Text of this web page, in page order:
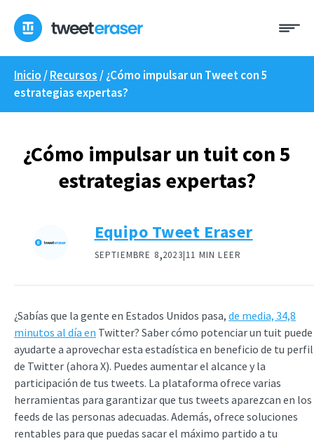
contenido
Inicio /Recursos /¿Cómo impulsar un Tweet con 5
estrategias expertas?
¿Cómo impulsar un tuit con 5
estrategias expertas?
Equipo Tweet Eraser
SEPTIEMBRE 8,2023|11 MIN LEER
¿Sabías que la gente en Estados Unidos pasa, de media, 34,8
minutos al día en Twitter? Saber cómo potenciar un tuit puede
ayudarte a aprovechar esta estadística en beneficio de tu perfil
de Twitter (ahora X). Puedes aumentar el alcance y la
participación de tus tweets. La plataforma ofrece varias
herramientas para garantizar que tus tweets aparezcan en los
feeds de las personas adecuadas. Además, ofrece soluciones
rentables para que puedas sacar el máximo partido a tu